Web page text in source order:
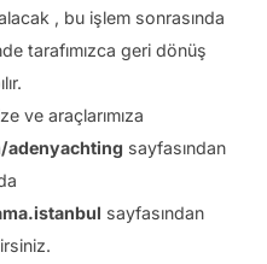
, bu işlem sonrasında
tarafımızca geri dönüş
ve araçlarımıza
adenyachting sayfasından
sayfasından